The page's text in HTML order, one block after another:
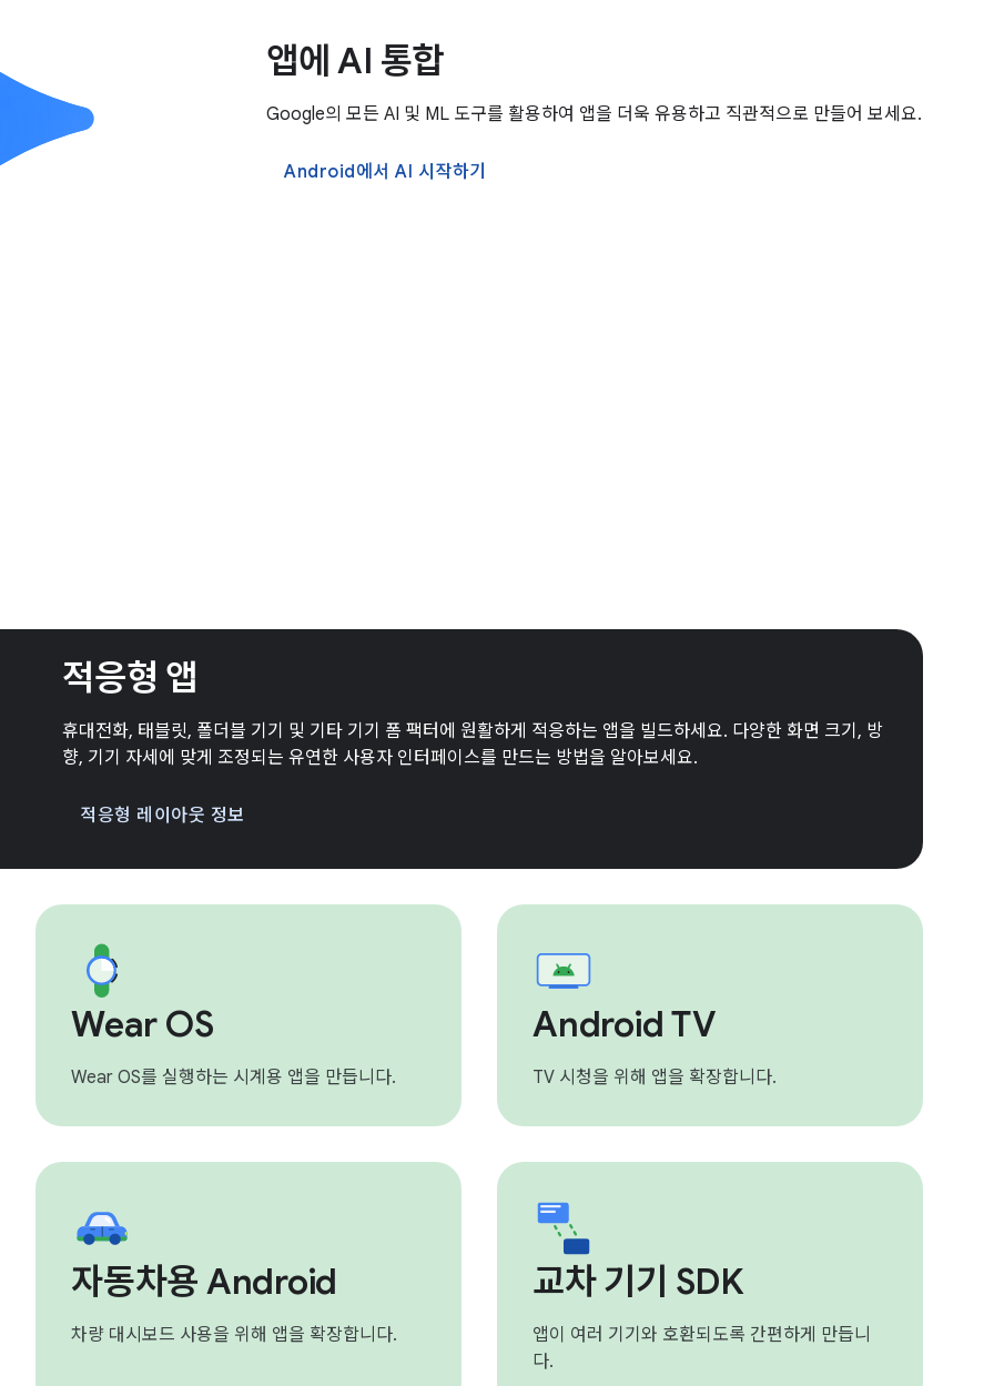
앱에 AI 통합
Google의 모든 AI 및 ML 도구를 활용하여 앱을 더욱 유용하고 직관적으로 만들어 보세요.
Android에서 AI 시작하기
적응형 앱
휴대전화, 태블릿, 폴더블 기기 및 기타 기기 폼 팩터에 원활하게 적응하는 앱을 빌드하세요. 다양한 화면 크기, 방
향, 기기 자세에 맞게 조정되는 유연한 사용자 인터페이스를 만드는 방법을 알아보세요.
적응형 레이아웃 정보
Wear OS
Wear OS를 실행하는 시계용 앱을 만듭니다.
Android TV
TV 시청을 위해 앱을 확장합니다.
자동차용 Android
차량 대시보드 사용을 위해 앱을 확장합니다.
교차 기기 SDK
앱이 여러 기기와 호환되도록 간편하게 만듭니
다.